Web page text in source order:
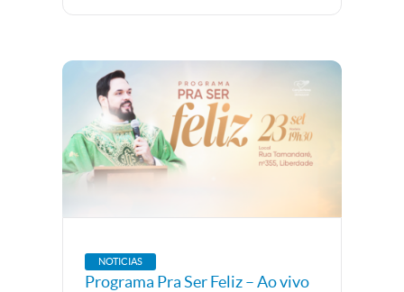
NOTICIAS
Programa Pra Ser Feliz – Ao vivo